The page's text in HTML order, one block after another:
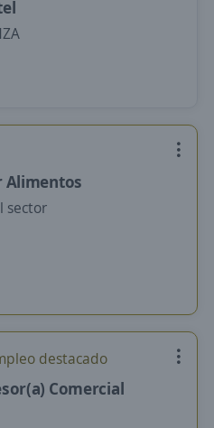
Alimentos
sector
destacado
Comercial